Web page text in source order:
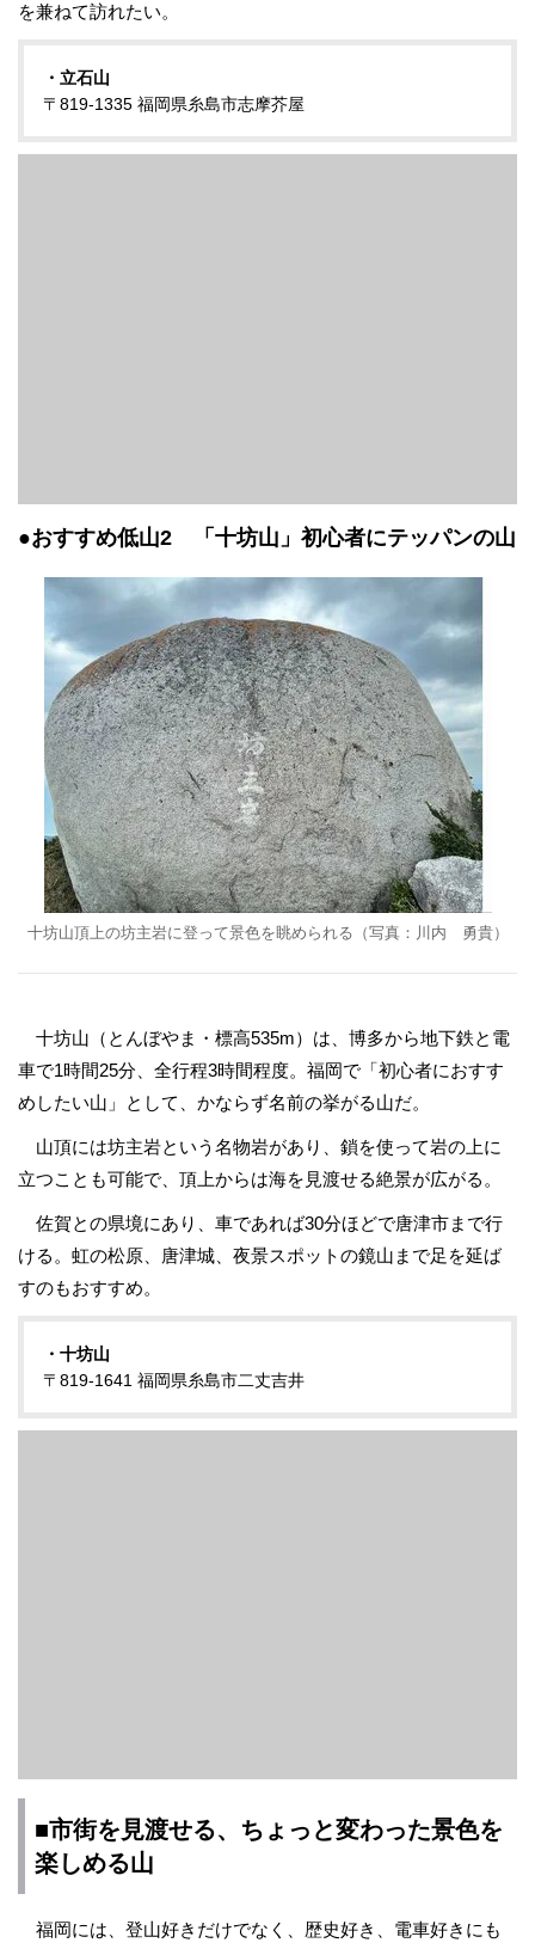
を兼ねて訪れたい。
・立石山
〒819-1335 福岡県糸島市志摩芥屋
●おすすめ低山2 「十坊山」初心者にテッパンの山
十坊山頂上の坊主岩に登って景色を眺められる（写真：川内 勇貴）
十坊山（とんぼやま・標高535m）は、博多から地下鉄と電
車で1時間25分、全行程3時間程度。福岡で「初心者におすす
めしたい山」として、かならず名前の挙がる山だ。
山頂には坊主岩という名物岩があり、鎖を使って岩の上に
立つことも可能で、頂上からは海を見渡せる絶景が広がる。
佐賀との県境にあり、車であれば30分ほどで唐津市まで行
ける。虹の松原、唐津城、夜景スポットの鏡山まで足を延ば
すのもおすすめ。
・十坊山
〒819-1641 福岡県糸島市二丈吉井
■市街を見渡せる、ちょっと変わった景色を
楽しめる山
福岡には、登山好きだけでなく、歴史好き、電車好きにも